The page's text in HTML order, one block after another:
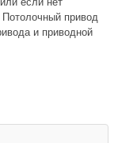
привод
и приводной